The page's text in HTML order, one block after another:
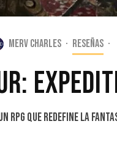
Merv Charles · Reseñas ·
RPG que redefine la